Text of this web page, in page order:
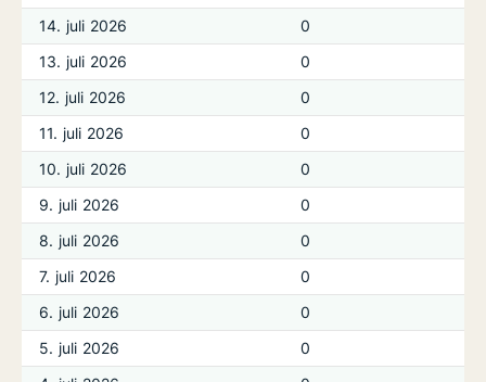
14. juli 2026
0
13. juli 2026
0
12. juli 2026
0
11. juli 2026
0
10. juli 2026
0
9. juli 2026
0
8. juli 2026
0
7. juli 2026
0
6. juli 2026
0
5. juli 2026
0